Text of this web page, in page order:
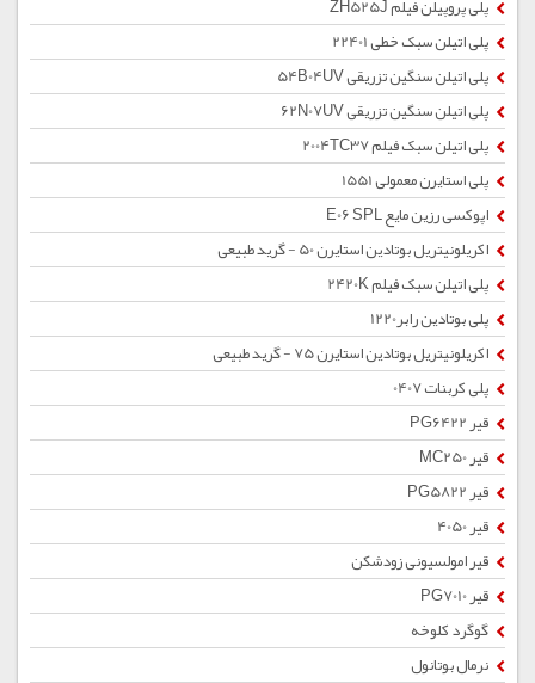
پلی پروپیلن فیلم ZH525J
پلی اتیلن سبک خطی 22401
پلی اتیلن سنگین تزریقی 54B04UV
پلی اتیلن سنگین تزریقی 62N07UV
پلی اتیلن سبک فیلم 2004TC37
پلی استایرن معمولی 1551
اپوکسی رزین مایع E06 SPL
اکریلونیتریل بوتادین استایرن 50 - گرید طبیعی
پلی اتیلن سبک فیلم 2420K
پلی بوتادین رابر1220
اکریلونیتریل بوتادین استایرن 75 - گرید طبیعی
پلی کربنات 0407
قیر PG6422
قیر MC250
قیر PG5822
قیر 4050
قیر امولسیونی زودشکن
قیر PG7010
گوگرد کلوخه
نرمال بوتانول